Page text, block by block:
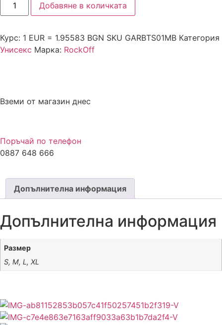
Добавяне в количката
Курс: 1 EUR = 1.95583 BGN SKU GARBTS01MB Категория
Унисекс Марка: RockOff
Вземи от магазин днес
Поръчай по телефон
0887 648 666
Допълнителна информация
Допълнителна информация
Размер
S, M, L, XL